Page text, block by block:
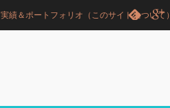
実績＆ポートフォリオ（このサイトについて）